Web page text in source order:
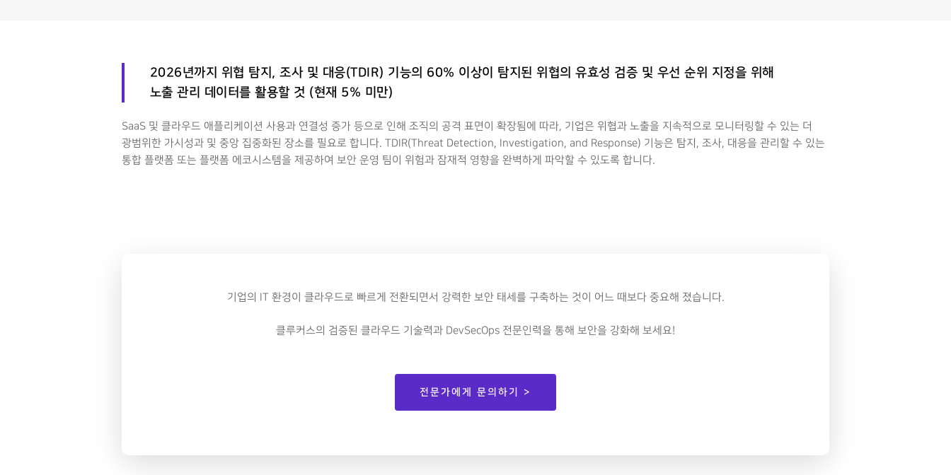
2026년까지 위협 탐지, 조사 및 대응(TDIR) 기능의 60% 이상이 탐지된 위협의 유효성 검증 및 우선 순위 지정을 위해
노출 관리 데이터를 활용할 것 (현재 5% 미만)
SaaS 및 클라우드 애플리케이션 사용과 연결성 증가 등으로 인해 조직의 공격 표면이 확장됨에 따라, 기업은 위협과 노출을 지속적으로 모니터링할 수 있는 더
광범위한 가시성과 및 중앙 집중화된 장소를 필요로 합니다. TDIR(Threat Detection, Investigation, and Response) 기능은 탐지, 조사, 대응을 관리할 수 있는
통합 플랫폼 또는 플랫폼 에코시스템을 제공하여 보안 운영 팀이 위험과 잠재적 영향을 완벽하게 파악할 수 있도록 합니다.
기업의 IT 환경이 클라우드로 빠르게 전환되면서 강력한 보안 태세를 구축하는 것이 어느 때보다 중요해 졌습니다.
클루커스의 검증된 클라우드 기술력과 DevSecOps 전문인력을 통해 보안을 강화해 보세요!
전문가에게 문의하기 >